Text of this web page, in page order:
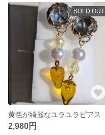
SOLD OUT
黄色が綺麗なユラユラピアス
2,980円